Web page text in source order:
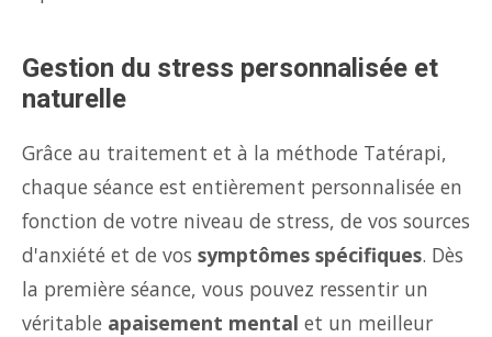
Gestion du stress personnalisée et
naturelle
Grâce au traitement et à la méthode Tatérapi,
chaque séance est entièrement personnalisée en
fonction de votre niveau de stress, de vos sources
d'anxiété et de vos symptômes spécifiques. Dès
la première séance, vous pouvez ressentir un
véritable apaisement mental et un meilleur